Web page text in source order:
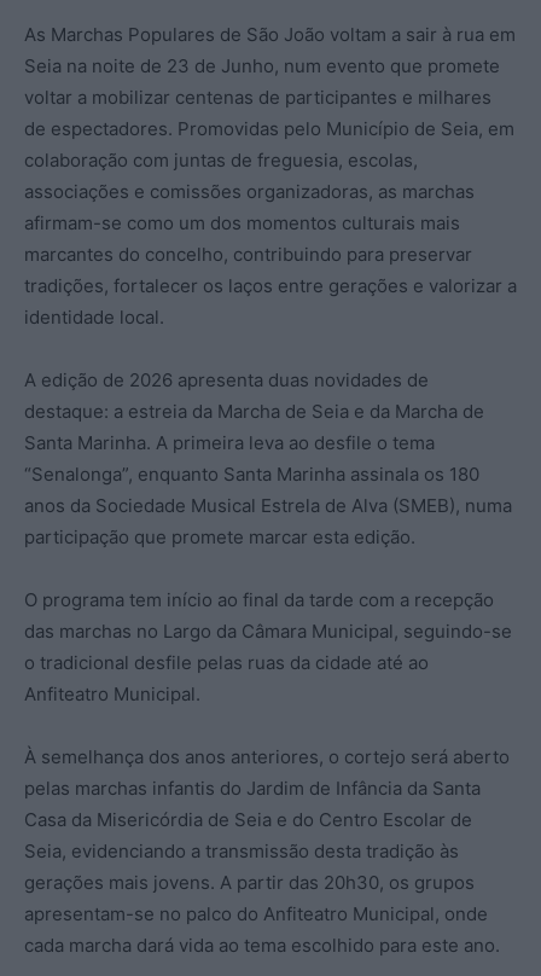
As Marchas Populares de São João voltam a sair à rua em
Seia na noite de 23 de Junho, num evento que promete
voltar a mobilizar centenas de participantes e milhares
de espectadores. Promovidas pelo Município de Seia, em
colaboração com juntas de freguesia, escolas,
associações e comissões organizadoras, as marchas
afirmam-se como um dos momentos culturais mais
marcantes do concelho, contribuindo para preservar
tradições, fortalecer os laços entre gerações e valorizar a
identidade local.
A edição de 2026 apresenta duas novidades de
destaque: a estreia da Marcha de Seia e da Marcha de
Santa Marinha. A primeira leva ao desfile o tema
“Senalonga”, enquanto Santa Marinha assinala os 180
anos da Sociedade Musical Estrela de Alva (SMEB), numa
participação que promete marcar esta edição.
O programa tem início ao final da tarde com a recepção
das marchas no Largo da Câmara Municipal, seguindo-se
o tradicional desfile pelas ruas da cidade até ao
Anfiteatro Municipal.
À semelhança dos anos anteriores, o cortejo será aberto
pelas marchas infantis do Jardim de Infância da Santa
Casa da Misericórdia de Seia e do Centro Escolar de
Seia, evidenciando a transmissão desta tradição às
gerações mais jovens. A partir das 20h30, os grupos
apresentam-se no palco do Anfiteatro Municipal, onde
cada marcha dará vida ao tema escolhido para este ano.